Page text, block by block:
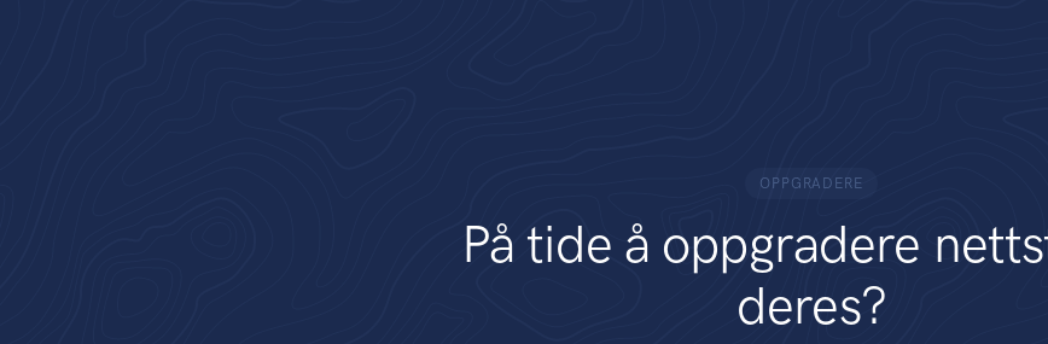
OPPGRADERE
På tide å oppgradere
deres?